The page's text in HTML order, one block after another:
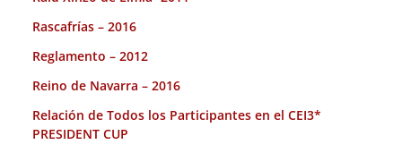
Rascafrías – 2016
Reglamento – 2012
Reino de Navarra – 2016
Relación de Todos los Participantes en el CEI3*
PRESIDENT CUP